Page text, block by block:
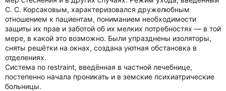
С. С. Корсаковым, характеризовался дружелюбным
отношением к пациентам, пониманием необходимости
защиты их прав и заботой об их мелких потребностях — в той
мере, в какой это возможно. Были упразднены изоляторы,
сняты решётки на окнах, создана уютная обстановка в
отделениях.
Система no restraint, введённая в частной лечебнице,
постепенно начала проникать и в земские психиатрические
больницы.